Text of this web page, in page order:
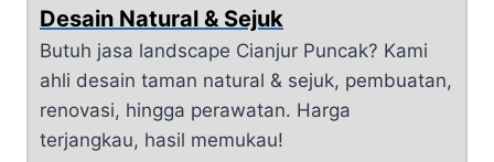
Desain Natural & Sejuk
Butuh jasa landscape Cianjur Puncak? Kami
ahli desain taman natural & sejuk, pembuatan,
renovasi, hingga perawatan. Harga
terjangkau, hasil memukau!